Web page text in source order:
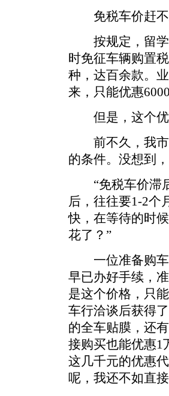
免税车价赶不
按规定，留学
时免征车辆购置
种，达百余款。
来，只能优惠
但是，这个优
前不久，我市
的条件。没想到
“免税车价滞后
后，往往要1-2个
快，在等待的时
花了？”
一位准备购车
早已办好手续，
是这个价格，只
车行洽谈后获得
的全车贴膜，还
接购买也能优惠1
这几千元的优惠
呢，我还不如直